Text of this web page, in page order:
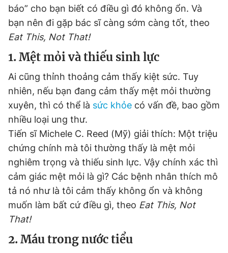
Thông tin tòa soạn Liên hệ quảng cáo
Đọc Thanh Niên trên điện thoại
Theo dõi báo trên
Hotline
0906 645 777
Liên hệ quảng cáo
0908 780 404
Đặt báo
Tổng biên tập: Nguyễn Ngọc Toàn
Phó tổng biên tập thường trực: Hải Thành
báo” cho bạn biết có điều gì đó không ổn. Và
bạn nên đi gặp bác sĩ càng sớm càng tốt, theo
Eat This, Not That!
1. Mệt mỏi và thiếu sinh lực
Ai cũng thỉnh thoảng cảm thấy kiệt sức. Tuy
nhiên, nếu bạn đang cảm thấy mệt mỏi thường
xuyên, thì có thể là sức khỏe có vấn đề, bao gồm
nhiều loại ung thư.
Tiến sĩ Michele C. Reed (Mỹ) giải thích: Một triệu
chứng chính mà tôi thường thấy là mệt mỏi
nghiêm trọng và thiếu sinh lực. Vậy chính xác thì
cảm giác mệt mỏi là gì? Các bệnh nhân thích mô
tả nó như là tôi cảm thấy không ổn và không
muốn làm bất cứ điều gì, theo Eat This, Not
That!
2. Máu trong nước tiểu